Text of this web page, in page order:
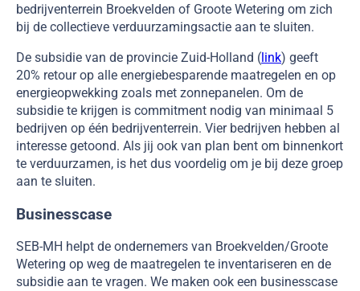
bedrijventerrein Broekvelden of Groote Wetering om zich
bij de collectieve verduurzamingsactie aan te sluiten.
De subsidie van de provincie Zuid-Holland (link) geeft
20% retour op alle energiebesparende maatregelen en op
energieopwekking zoals met zonnepanelen. Om de
subsidie te krijgen is commitment nodig van minimaal 5
bedrijven op één bedrijventerrein. Vier bedrijven hebben al
interesse getoond. Als jij ook van plan bent om binnenkort
te verduurzamen, is het dus voordelig om je bij deze groep
aan te sluiten.
Businesscase
SEB-MH helpt de ondernemers van Broekvelden/Groote
Wetering op weg de maatregelen te inventariseren en de
subsidie aan te vragen. We maken ook een businesscase